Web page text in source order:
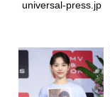
universal-press.jp